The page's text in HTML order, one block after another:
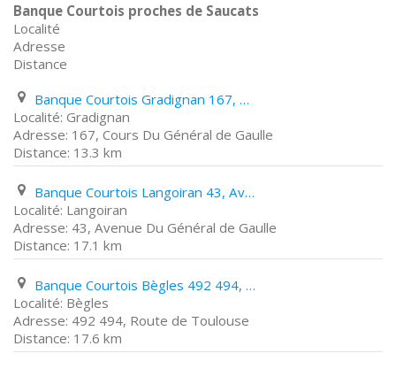
Banque Courtois proches de Saucats
Localité
Adresse
Distance
Banque Courtois Gradignan 167, Cours Du Général de Gaulle
Gradignan
167, Cours Du Général de Gaulle
13.3 km
Banque Courtois Langoiran 43, Avenue Du Général de Gaulle
Langoiran
43, Avenue Du Général de Gaulle
17.1 km
Banque Courtois Bègles 492 494, Route de Toulouse
Bègles
492 494, Route de Toulouse
17.6 km